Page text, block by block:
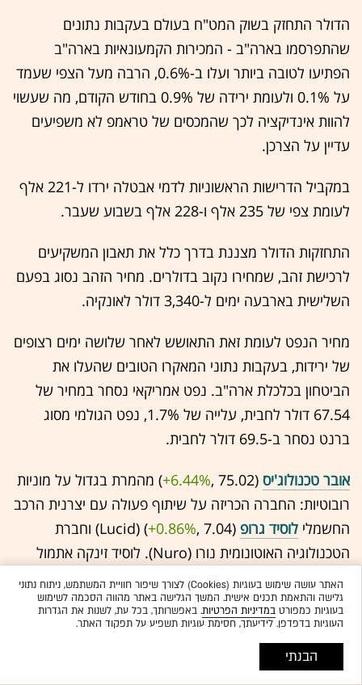
הדולר התחזק בשוק המט"ח בעולם בעקבות נתונים
שהתפרסמו בארה"ב - המכירות הקמעונאיות בארה"ב
הפתיעו לטובה ביותר ועלו ב-0.6%, הרבה מעל הצפי שעמד
על 0.1% ולעומת ירידה של 0.9% בחודש הקודם, מה שעשוי
להוות אינדיקציה לכך שהמכסים של טראמפ לא משפיעים
עדיין על הצרכן.
במקביל הדרישות הראשוניות לדמי אבטלה ירדו ל-221 אלף
לעומת צפי של 235 אלף ו-228 אלף בשבוע שעבר.
התחזקות הדולר מצננת בדרך כלל את תאבון המשקיעים
לרכישת זהב, שמחירו נקוב בדולרים. מחיר הזהב נסוג בפעם
השלישית בארבעה ימים ל-3,340 דולר לאונקיה.
מחיר הנפט לעומת זאת התאושש לאחר שלושה ימים רצופים
של ירידות, בעקבות נתוני המאקרו הטובים שהעלו את
הביטחון בכלכלת ארה"ב. נפט אמריקאי נסחר במחיר של
67.54 דולר לחבית, עלייה של 1.7%, נפט הגולמי מסוג
ברנט נסחר ב-69.5 דולר לחבית.
אובר טכנולוג'יס (75.02 ,‎
+6.44%‏) מהמרת בגדול על מוניות
רובוטיות: החברה הכריזה על שיתוף פעולה עם יצרנית הרכב
החשמלי לוסיד גרופ (7.04 ,‎
+0.86%
‏) (Lucid) וחברת
הטכנולוגיה האוטונומית נורו (Nuro). לוסיד זינקה אתמול
בכ-30%.
היום הודיעו שלוש החברות על השקת "תוכנית רובוטקסי
פרימיום מהדור הבא ברמה גלובלית", שתפעל בבלעדיות על
פלטפורמת אובר. במסגרת התוכנית, רכב הפנאי החשמלי
האתר עושה שימוש בעוגיות (Cookies) לצורך שיפור חוויית המשתמש, ניתוח נתוני
גלישה והתאמת תכנים אישית. המשך הגלישה באתר מהווה הסכמה לשימוש
בעוגיות כמפורטבמדיניות הפרטיות. באפשרותך, בכל עת, לשנות את הגדרות
העוגיות בדפדפן. לידיעתך, חסימת עוגיות תשפיע על תפקוד האתר.
הבנתי